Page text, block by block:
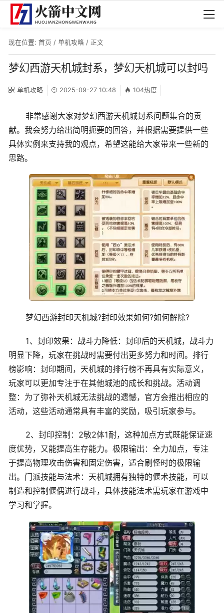
现在位置: 首页 / 单机攻略 / 正文
梦幻西游天机城封系，梦幻天机城可以封吗
单机攻略 2025-09-27 10:48 104热度
非常感谢大家对梦幻西游天机城封系问题集合的贡
献。我会努力给出简明扼要的回答，并根据需要提供一些
具体实例来支持我的观点，希望这能给大家带来一些新的
思路。
梦幻西游封印天机城?封印效果如何?如何解除?
1、封印效果：战斗力降低：封印后的天机城，战斗力
明显下降，玩家在挑战时需要付出更多努力和时间。排行
榜影响：封印期间，天机城的排行榜不再具有实际意义，
玩家可以更加专注于在其他城池的成长和挑战。活动调
整：为了弥补天机城无法挑战的遗憾，官方会推出相应的
活动，这些活动通常具有丰富的奖励，吸引玩家参与。
2、封印控制：2敏2体1耐，这种加点方式既能保证速
度优势，又能提高生存能力。极限输出：全力加点，专注
于提高物理攻击伤害和固定伤害，适合刷怪时的极限输
出。门派技能与法术：天机城拥有独特的偃术技能，可以
制造和控制偃偶进行战斗，具体技能法术需玩家在游戏中
学习和掌握。